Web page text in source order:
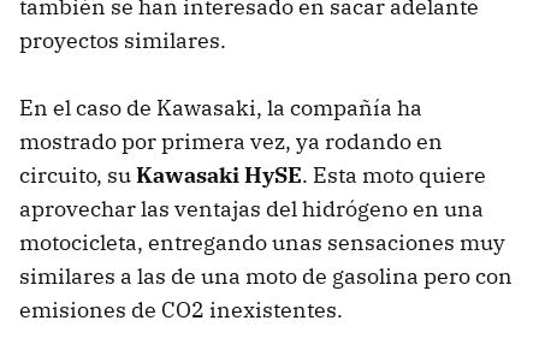
también se han interesado en sacar adelante
proyectos similares.
En el caso de Kawasaki, la compañía ha
mostrado por primera vez, ya rodando en
circuito, suKawasakiHySE. Esta moto quiere
aprovechar las ventajas del hidrógeno en una
motocicleta, entregando unas sensaciones muy
similares a las de una moto de gasolina pero con
emisiones de CO2 inexistentes.